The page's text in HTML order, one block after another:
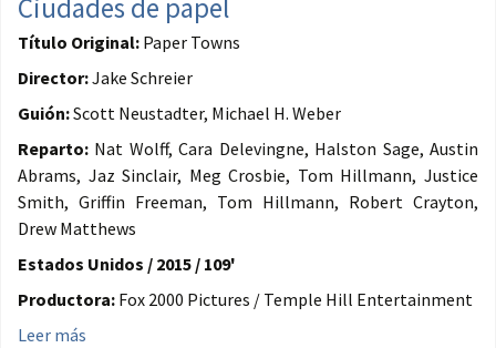
Ciudades de papel
Título Original: Paper Towns
Director:Jake Schreier
Guión:Scott Neustadter, Michael H. Weber
Reparto: Nat Wolff, Cara Delevingne, Halston Sage, Austin
Abrams, Jaz Sinclair, Meg Crosbie, Tom Hillmann, Justice
Smith, Griffin Freeman, Tom Hillmann, Robert Crayton,
Drew Matthews
Estados Unidos / 2015 / 109'
Productora: Fox 2000 Pictures / Temple Hill Entertainment
Leer más